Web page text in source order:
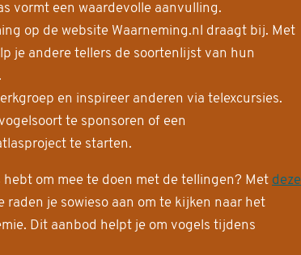
vormt een waardevolle aanvulling.
op de website Waarneming.nl draagt bij. Met
je andere tellers de soortenlijst van hun
en inspireer anderen via telexcursies.
te sponsoren of een
te starten.
hebt om mee te doen met de tellingen? Met deze
raden je sowieso aan om te kijken naar het
Dit aanbod helpt je om vogels tijdens